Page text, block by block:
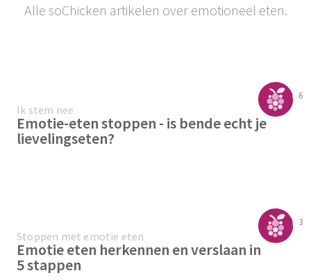
Alle soChicken artikelen over emotioneel eten.
6
Ik stem nee
Emotie-eten stoppen - is bende echt je
lievelingseten?
3
Stoppen met emotie eten
Emotie eten herkennen en verslaan in
5 stappen